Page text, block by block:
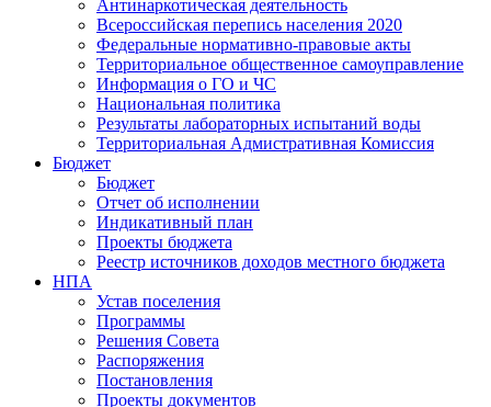
Антинаркотическая деятельность
Всероссийская перепись населения 2020
Федеральные нормативно-правовые акты
Территориальное общественное самоуправление
Информация о ГО и ЧС
Национальная политика
Результаты лабораторных испытаний воды
Территориальная Адмистративная Комиссия
Бюджет
Бюджет
Отчет об исполнении
Индикативный план
Проекты бюджета
Реестр источников доходов местного бюджета
НПА
Устав поселения
Программы
Решения Совета
Распоряжения
Постановления
Проекты документов